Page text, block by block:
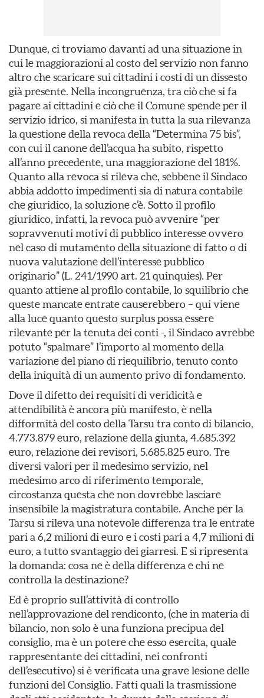
Dunque, ci troviamo davanti ad una situazione in
cui le maggiorazioni al costo del servizio non fanno
altro che scaricare sui cittadini i costi di un dissesto
già presente. Nella incongruenza, tra ciò che si fa
pagare ai cittadini e ciò che il Comune spende per il
servizio idrico, si manifesta in tutta la sua rilevanza
la questione della revoca della “Determina 75 bis”,
con cui il canone dell’acqua ha subito, rispetto
all’anno precedente, una maggiorazione del 181%.
Quanto alla revoca si rileva che, sebbene il Sindaco
abbia addotto impedimenti sia di natura contabile
che giuridico, la soluzione c’è. Sotto il profilo
giuridico, infatti, la revoca può avvenire “per
sopravvenuti motivi di pubblico interesse ovvero
nel caso di mutamento della situazione di fatto o di
nuova valutazione dell’interesse pubblico
originario” (L. 241/1990 art. 21 quinquies). Per
quanto attiene al profilo contabile, lo squilibrio che
queste mancate entrate causerebbero – qui viene
alla luce quanto questo surplus possa essere
rilevante per la tenuta dei conti -, il Sindaco avrebbe
potuto “spalmare” l’importo al momento della
variazione del piano di riequilibrio, tenuto conto
della iniquità di un aumento privo di fondamento.
Dove il difetto dei requisiti di veridicità e
attendibilità è ancora più manifesto, è nella
difformità del costo della Tarsu tra conto di bilancio,
4.773.879 euro, relazione della giunta, 4.685.392
euro, relazione dei revisori, 5.685.825 euro. Tre
diversi valori per il medesimo servizio, nel
medesimo arco di riferimento temporale,
circostanza questa che non dovrebbe lasciare
insensibile la magistratura contabile. Anche per la
Tarsu si rileva una notevole differenza tra le entrate
pari a 6,2 milioni di euro e i costi pari a 4,7 milioni di
euro, a tutto svantaggio dei giarresi. E si ripresenta
la domanda: cosa ne è della differenza e chi ne
controlla la destinazione?
Ed è proprio sull’attività di controllo
nell’approvazione del rendiconto, (che in materia di
bilancio, non solo è una funziona precipua del
consiglio, ma è un potere che esso esercita, quale
rappresentante dei cittadini, nei confronti
dell’esecutivo) si è verificata una grave lesione delle
funzioni del Consiglio. Fatti quali la trasmissione